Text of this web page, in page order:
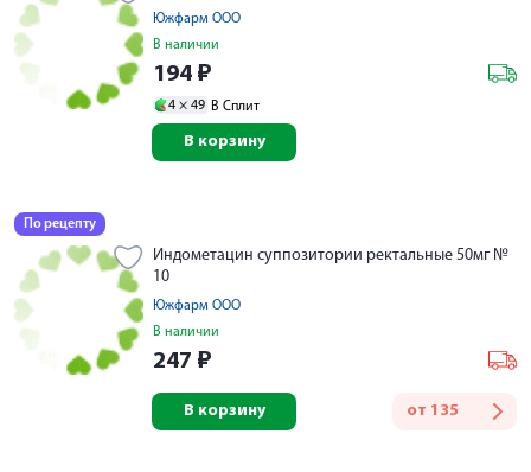
Южфарм ООО
В наличии
194 ₽
4 × 49 В Сплит
В корзину
По рецепту
Индометацин суппозитории ректальные 50мг №
10
Южфарм ООО
В наличии
247 ₽
от 135
В корзину